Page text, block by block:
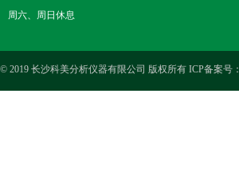
周六、周日休息
© 2019 长沙科美分析仪器有限公司 版权所有 ICP备案号：